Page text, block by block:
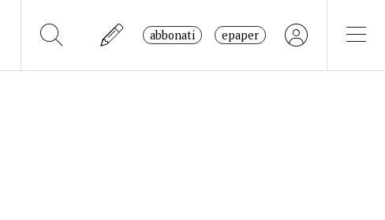
abbonati epaper